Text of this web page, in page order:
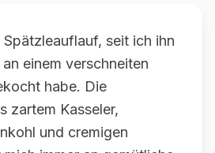
Spätzleauflauf, seit ich ihn
einem verschneiten
habe. Die
zartem Kasseler,
und cremigen